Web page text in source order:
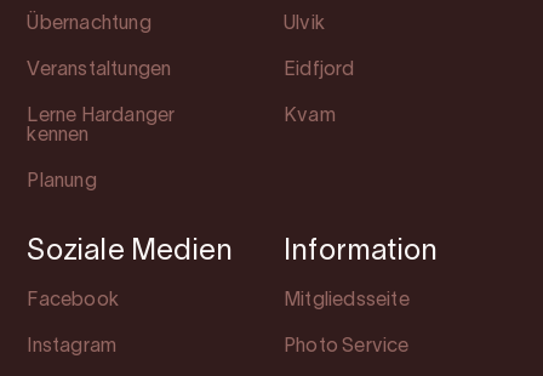
Übernachtung
Veranstaltungen
Lerne Hardanger
kennen
Planung
Ulvik
Eidfjord
Kvam
Soziale Medien
Facebook
Instagram
Information
Mitgliedsseite
Photo Service